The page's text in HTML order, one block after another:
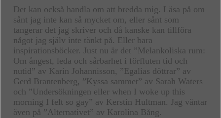
Det kan också handla om att bredda mig. Läsa på om
sånt jag inte kan så mycket om, eller sånt som
tangerar det jag skriver och då kanske kan tillföra
något jag själv inte tänkt på. Eller bara
inspirationsböcker. Just nu är det ”Melankoliska rum:
Om ångest, leda och sårbarhet i förfluten tid och
nutid” av Karin Johannisson, ”Egalias döttrar” av
Gerd Brantenberg, ”Kyssa sammet” av Sarah Waters
och ”Undersökningen eller when I woke up this
morning I felt so gay” av Kerstin Hultman. Jag väntar
även på ”Alternativet” av Karolina Bång.